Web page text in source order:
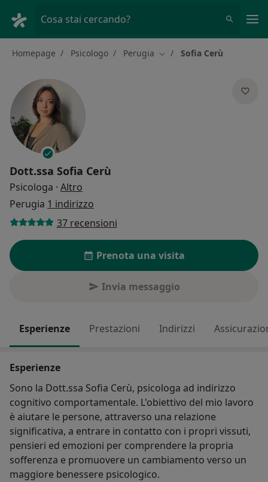
Cosa stai cercando?
Homepage Psicologo Perugia Cambia città
Sofia Cerù
Dott.ssa Sofia Cerù
Psicologa · Altro
Perugia 1 indirizzo
37 recensioni
Prenota una visita
Invia messaggio
Esperienze Prestazioni Indirizzi
Esperienze
Sono la Dott.ssa Sofia Cerù, psicologa ad indirizzo
cognitivo comportamentale. L'obiettivo del mio lavoro
è aiutare le persone, attraverso una relazione
significativa, a entrare in contatto con i propri vissuti,
pensieri ed emozioni per comprendere la propria
sofferenza e promuovere un cambiamento verso un
maggiore benessere psicologico.